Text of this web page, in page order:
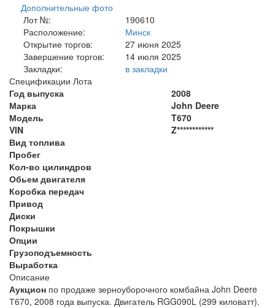
Дополнительные фото
Лот №:
190610
Расположение:
Минск
Открытие торгов:
27 июня 2025
Завершение торгов:
14 июля 2025
Закладки:
в закладки
Спецификации Лота
Год выпуска
2008
Марка
John Deere
Модель
T670
VIN
Z************
Вид топлива
Пробег
Кол-во цилиндров
Обьем двигателя
Коробка передач
Привод
Диски
Покрышки
Опции
Грузоподъемность
Выработка
Описание
Аукцион по продаже зерноуборочного комбайна John Deere
Т670, 2008 года выпуска. Двигатель RGG090L (299 киловатт).